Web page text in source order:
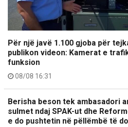
Për një javë 1.100 gjoba për
publikon videon: Kamerat e
funksion
08/08 16:31
Berisha beson tek ambasadori
sulmet ndaj SPAK-ut dhe
e do pushtetin në pëllëmbë të